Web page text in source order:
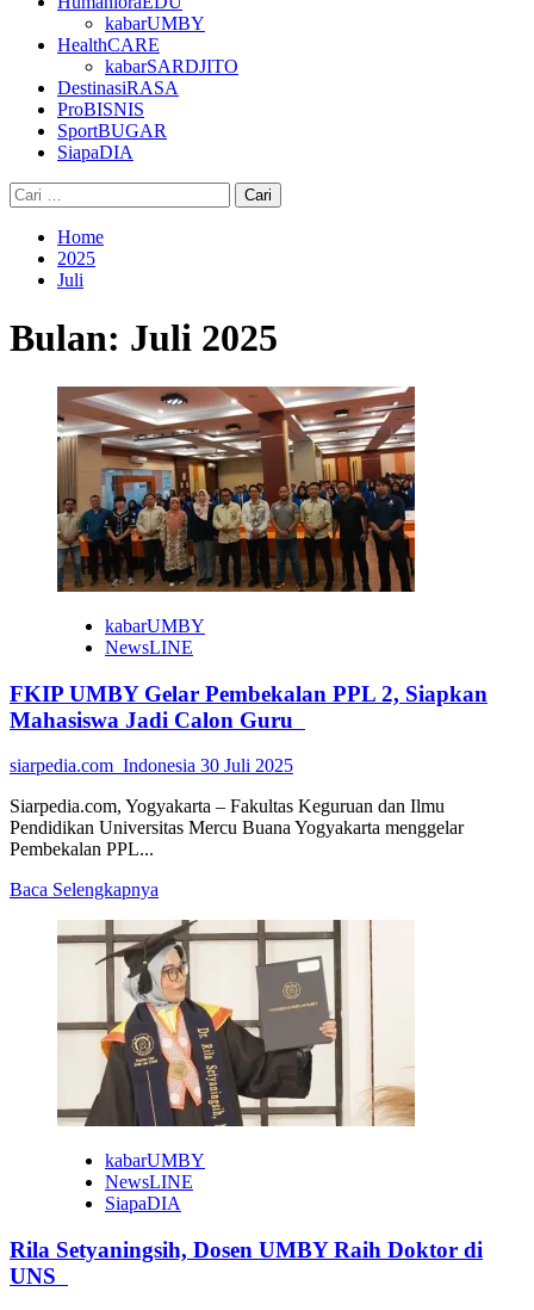
kabarUMBY
HealthCARE
kabarSARDJITO
DestinasiRASA
ProBISNIS
SportBUGAR
SiapaDIA
Cari
untuk:
Home
2025
Juli
Bulan: Juli 2025
kabarUMBY
NewsLINE
FKIP UMBY Gelar Pembekalan PPL 2, Siapkan
Mahasiswa Jadi Calon Guru
siarpedia.com_Indonesia 30 Juli 2025
Siarpedia.com, Yogyakarta – Fakultas Keguruan dan Ilmu
Pendidikan Universitas Mercu Buana Yogyakarta menggelar
Pembekalan PPL...
Baca Selengkapnya
about
FKIP
UMBY
Gelar
Pembekalan
PPL
2,
Siapkan
Mahasiswa
Jadi
Guru
kabarUMBY
NewsLINE
SiapaDIA
Rila Setyaningsih, Dosen UMBY Raih Doktor di
UNS